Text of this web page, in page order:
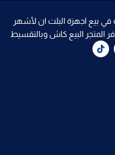
في بيع اجهزة البلت ان لأشهر
المتجر البيع كاش وبالتقسيط